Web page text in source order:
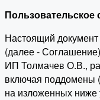
Пользовательское
Настоящий
(далее -
ИП Толмачев О.В.,
включая поддомены
на изложенных